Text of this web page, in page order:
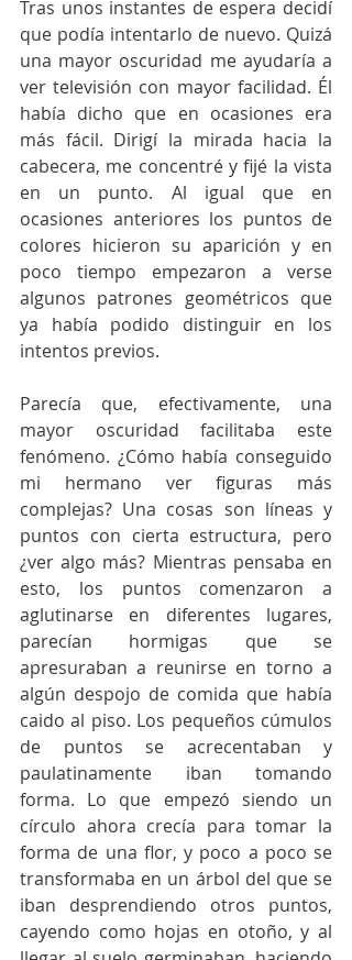
Tras unos instantes de espera decidí
que podía intentarlo de nuevo. Quizá
una mayor oscuridad me ayudaría a
ver televisión con mayor facilidad. Él
había dicho que en ocasiones era
más fácil. Dirigí la mirada hacia la
cabecera, me concentré y fijé la vista
en un punto. Al igual que en
ocasiones anteriores los puntos de
colores hicieron su aparición y en
poco tiempo empezaron a verse
algunos patrones geométricos que
ya había podido distinguir en los
intentos previos.
Parecía que, efectivamente, una
mayor oscuridad facilitaba este
fenómeno. ¿Cómo había conseguido
mi hermano ver figuras más
complejas? Una cosas son líneas y
puntos con cierta estructura, pero
¿ver algo más? Mientras pensaba en
esto, los puntos comenzaron a
aglutinarse en diferentes lugares,
parecían hormigas que se
apresuraban a reunirse en torno a
algún despojo de comida que había
caido al piso. Los pequeños cúmulos
de puntos se acrecentaban y
paulatinamente iban tomando
forma. Lo que empezó siendo un
círculo ahora crecía para tomar la
forma de una flor, y poco a poco se
transformaba en un árbol del que se
iban desprendiendo otros puntos,
cayendo como hojas en otoño, y al